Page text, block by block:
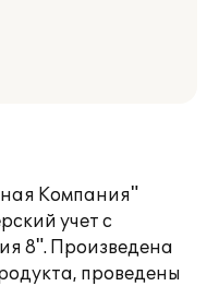
Компания"
учет с
8". Произведена
проведены